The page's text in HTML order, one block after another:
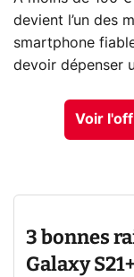
devient l’un des
smartphone
devoir dépenser
Voir
3 bonnes
Galaxy